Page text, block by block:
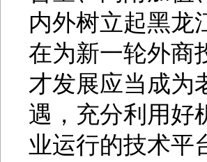
内外树立起黑龙
在为新一轮外商
才发展应当成为
遇，充分利用好
业运行的技术平